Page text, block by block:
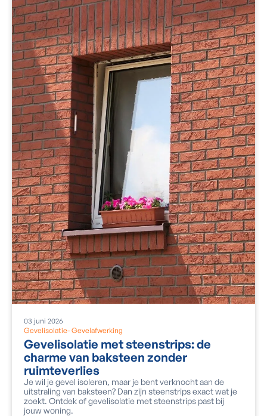
Gevelisolatie- Gevelafwerking
03 juni 2026
Gevelisolatie met steenstrips: de
charme van baksteen zonder
ruimteverlies
Je wil je gevel isoleren, maar je bent verknocht aan de
uitstraling van baksteen? Dan zijn steenstrips exact wat je
zoekt. Ontdek of gevelisolatie met steenstrips past bij
jouw woning.